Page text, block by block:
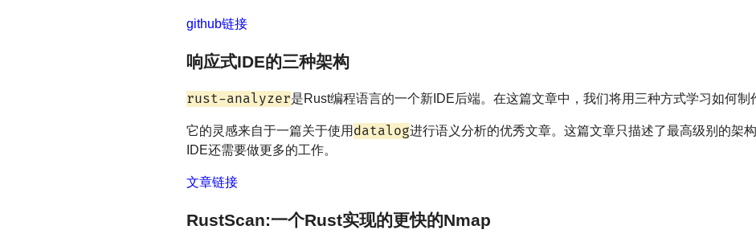
github链接
响应式IDE的三种架构
rust-analyzer是Rust编程语言的一个新IDE后端。在这篇文章中，我们将用三种方式学习如何制
它的灵感来自于一篇关于使用 datalog进行语义分析的优秀文章。这篇文章只描述了最高级别的架
IDE还需要做更多的工作。
文章链接
RustScan:一个Rust实现的更快的Nmap